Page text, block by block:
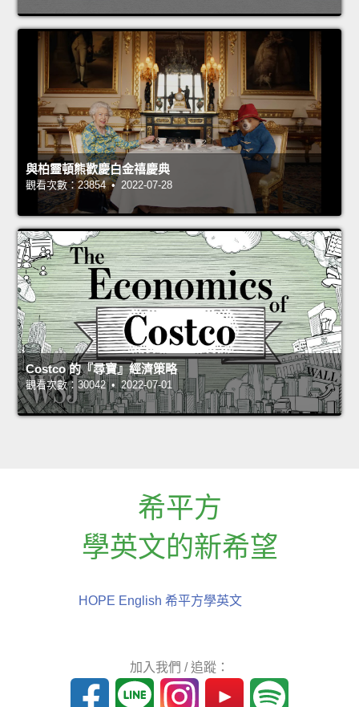
與柏靈頓熊歡慶白金禧慶典
觀看次數：23854 • 2022-07-28
Costco 的『尋寶』經濟策略
觀看次數：30042 • 2022-07-01
希平方
學英文的新希望
HOPE English 希平方學英文
加入我們 / 追蹤：